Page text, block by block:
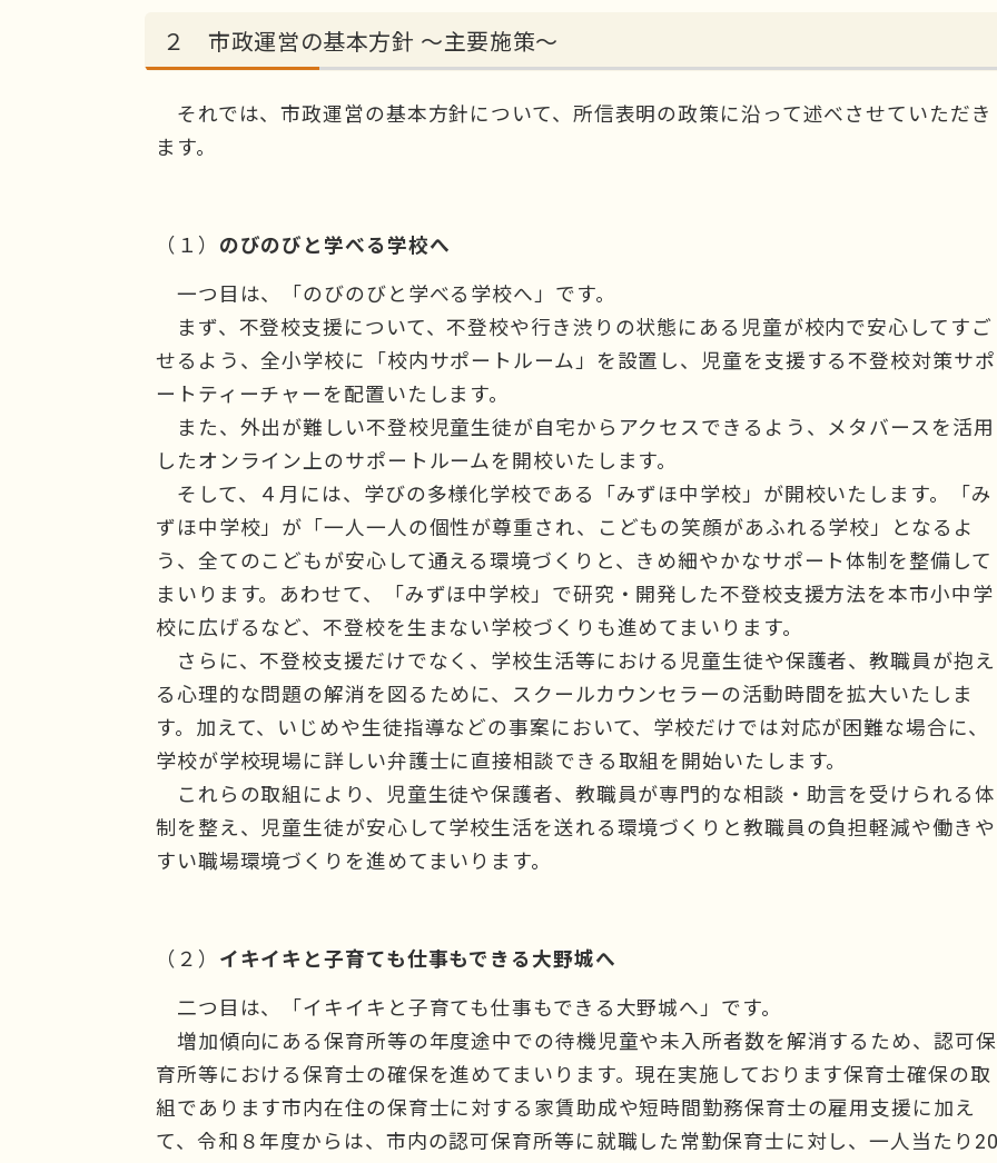
２ 市政運営の基本方針 ～主要施策～
それでは、市政運営の基本方針について、所信表明の政策に沿って述べさせていただき
ます。
（１） のびのびと学べる学校へ
一つ目は、「のびのびと学べる学校へ」です。
まず、不登校支援について、不登校や行き渋りの状態にある児童が校内で安心してすご
せるよう、全小学校に「校内サポートルーム」を設置し、児童を支援する不登校対策サポ
ートティーチャーを配置いたします。
また、外出が難しい不登校児童生徒が自宅からアクセスできるよう、メタバースを活用
したオンライン上のサポートルームを開校いたします。
そして、４月には、学びの多様化学校である「みずほ中学校」が開校いたします。「み
ずほ中学校」が「一人一人の個性が尊重され、こどもの笑顔があふれる学校」となるよ
う、全てのこどもが安心して通える環境づくりと、きめ細やかなサポート体制を整備して
まいります。あわせて、「みずほ中学校」で研究・開発した不登校支援方法を本市小中学
校に広げるなど、不登校を生まない学校づくりも進めてまいります。
さらに、不登校支援だけでなく、学校生活等における児童生徒や保護者、教職員が抱え
る心理的な問題の解消を図るために、スクールカウンセラーの活動時間を拡大いたしま
す。加えて、いじめや生徒指導などの事案において、学校だけでは対応が困難な場合に、
学校が学校現場に詳しい弁護士に直接相談できる取組を開始いたします。
これらの取組により、児童生徒や保護者、教職員が専門的な相談・助言を受けられる体
制を整え、児童生徒が安心して学校生活を送れる環境づくりと教職員の負担軽減や働きや
すい職場環境づくりを進めてまいります。
（２） イキイキと子育ても仕事もできる大野城へ
二つ目は、「イキイキと子育ても仕事もできる大野城へ」です。
増加傾向にある保育所等の年度途中での待機児童や未入所者数を解消するため、認可保
育所等における保育士の確保を進めてまいります。現在実施しております保育士確保の取
組であります市内在住の保育士に対する家賃助成や短時間勤務保育士の雇用支援に加え
て、令和８年度からは、市内の認可保育所等に就職した常勤保育士に対し、一人当たり